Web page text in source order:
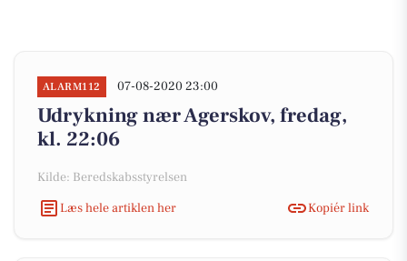
ALARM112 07-08-2020 23:00
Udrykning nær Agerskov, fredag,
kl. 22:06
Kilde: Beredskabsstyrelsen
Læs hele artiklen her
Kopiér link